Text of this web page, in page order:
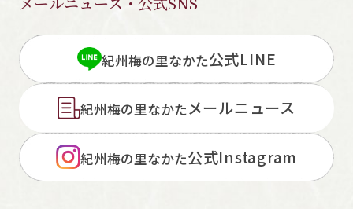
紀州梅の里なかた公式LINE
紀州梅の里なかたメールニュース
紀州梅の里なかた公式Instagram